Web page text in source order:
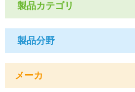
製品カテゴリ
製品分野
メーカ